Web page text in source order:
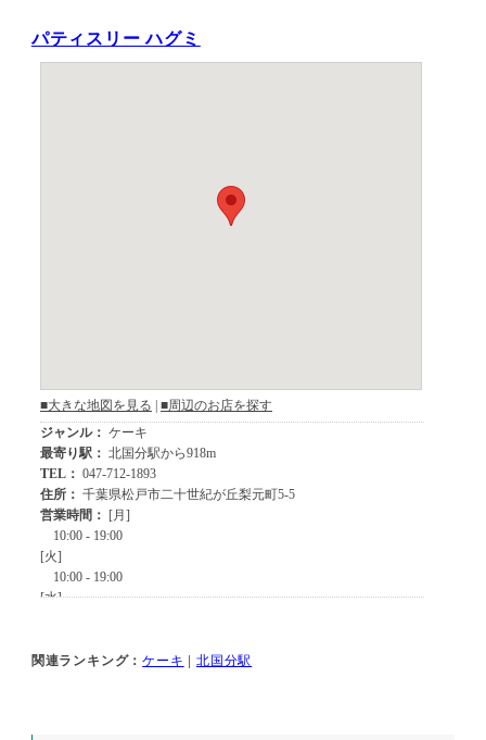
パティスリー ハグミ
関連ランキング：ケーキ |北国分駅